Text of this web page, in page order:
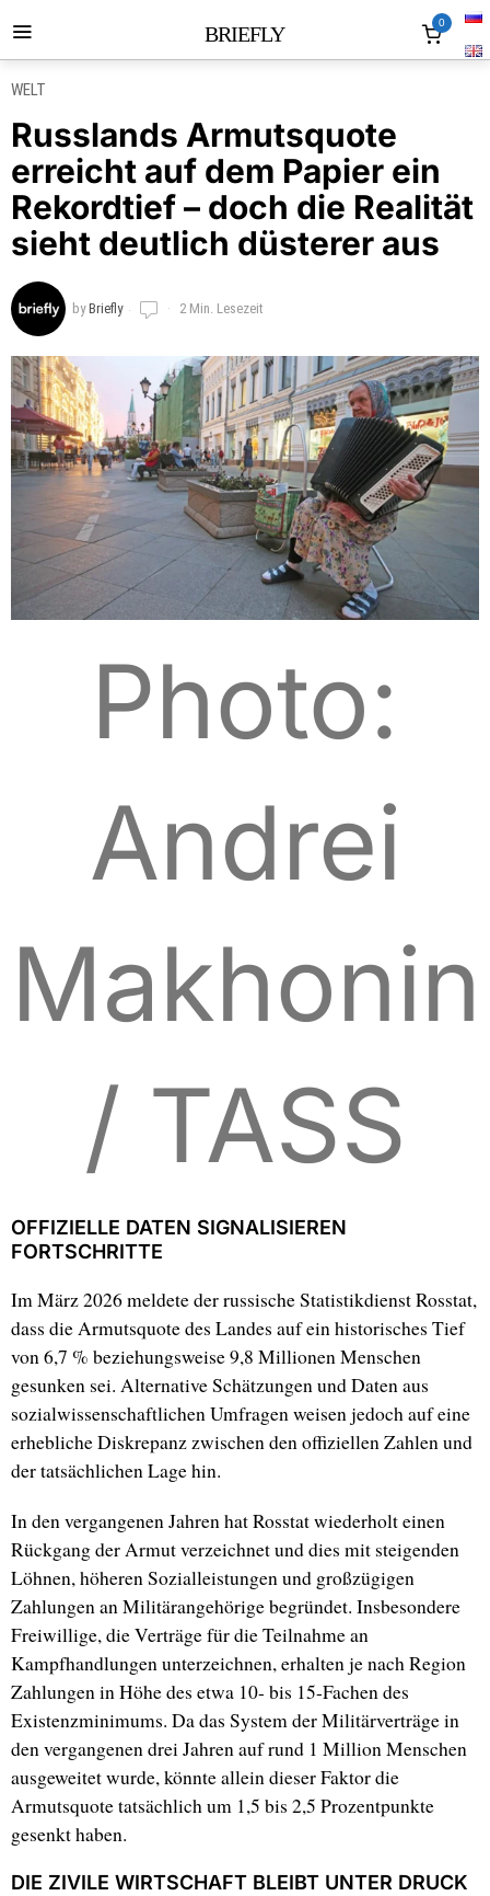
BRIEFLY 0
WELT
Russlands Armutsquote
erreicht auf dem Papier ein
Rekordtief – doch die Realität
sieht deutlich düsterer aus
byBriefly 2 Min. Lesezeit
Photo:
Andrei
Makhonin
/ TASS
OFFIZIELLE DATEN SIGNALISIEREN
FORTSCHRITTE
Im März 2026 meldete der russische Statistikdienst Rosstat,
dass die Armutsquote des Landes auf ein historisches Tief
von 6,7 % beziehungsweise 9,8 Millionen Menschen
gesunken sei. Alternative Schätzungen und Daten aus
sozialwissenschaftlichen Umfragen weisen jedoch auf eine
erhebliche Diskrepanz zwischen den offiziellen Zahlen und
der tatsächlichen Lage hin.
In den vergangenen Jahren hat Rosstat wiederholt einen
Rückgang der Armut verzeichnet und dies mit steigenden
Löhnen, höheren Sozialleistungen und großzügigen
Zahlungen an Militärangehörige begründet. Insbesondere
Freiwillige, die Verträge für die Teilnahme an
Kampfhandlungen unterzeichnen, erhalten je nach Region
Zahlungen in Höhe des etwa 10- bis 15-Fachen des
Existenzminimums. Da das System der Militärverträge in
den vergangenen drei Jahren auf rund 1 Million Menschen
ausgeweitet wurde, könnte allein dieser Faktor die
Armutsquote tatsächlich um 1,5 bis 2,5 Prozentpunkte
gesenkt haben.
DIE ZIVILE WIRTSCHAFT BLEIBT UNTER DRUCK